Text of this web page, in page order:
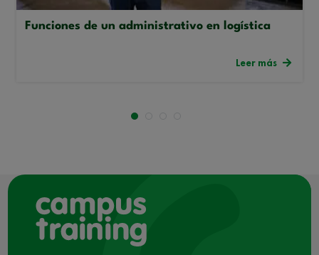
Funciones de un administrativo en logística
Leer más